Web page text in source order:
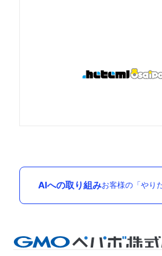
AIへの取り組みお客様の「やり